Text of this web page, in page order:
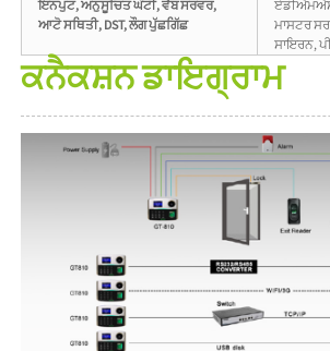
ਇਨਪੁਟ, ਅਨੁਸੂਚਿਤ ਘੰਟੀ, ਵੈੱਬ ਸਰਵਰ,
ਆਟੋ ਸਥਿਤੀ, DST, ਲੌਗ ਪੁੱਛਗਿੱਛ
ਮਾਸਟਰ
ਸਾਇਰਨ,
ਕਨੈਕਸ਼ਨ ਡਾਇਗ੍ਰਾਮ